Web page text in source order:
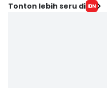
Tonton lebih seru di